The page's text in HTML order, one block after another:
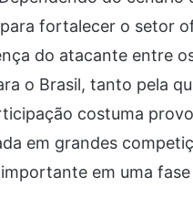
fortalecer o setor
do atacante entre
o Brasil, tanto pela
costuma
em grandes
em uma